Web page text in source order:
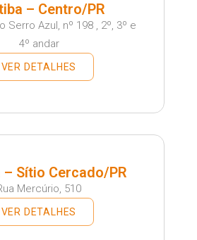
– Centro/PR
Serro Azul, nº 198 , 2º, 3º e
4º andar
VER DETALHES
– Sítio Cercado/PR
Mercúrio, 510
VER DETALHES